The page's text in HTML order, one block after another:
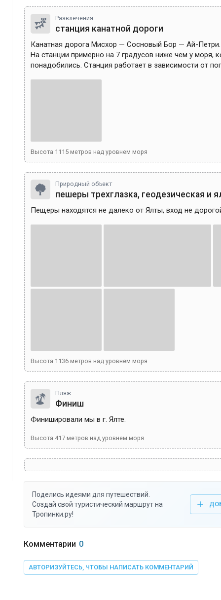
Развлечения
станция канатной дороги
Канатная дорога Мисхор — Сосновый Бор — Ай-Петри.
На станции примерно на 7 градусов ниже чем у моря,
понадобились. Станция работает в зависимости от
Высота 1115 метров над уровнем моря
Природный объект
пешеры трехглазка, геодезическая и
Высота 1136 метров над уровнем моря
Пляж
Финиш
Финишировали мы в г. Ялте.
Высота 417 метров над уровнем моря
Поделись идеями для путешествий.
Создай свой туристический маршрут на
Тропинки.ру!
Комментарии 0
АВТОРИЗУЙТЕСЬ, ЧТОБЫ НАПИСАТЬ КОММЕНТАРИЙ